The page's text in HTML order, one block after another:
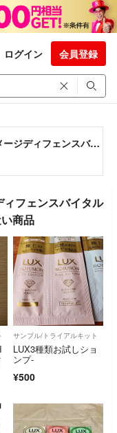
ログイン 会員登録
LUXバイオフュージョンダメージディフェンスバイタルリペアオイル お試しサシェ
ィフェンスバイタル
商品
サンプル/トライアルキット
LUX3種類お試しショ
ンプ-
¥500